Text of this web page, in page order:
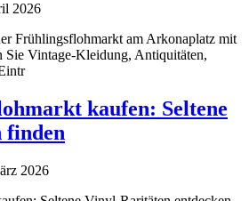
2026
Frühlingsflohmarkt am Arkonaplatz mit
Sie Vintage-Kleidung, Antiquitäten,
kaufen: Seltene
finden
2026